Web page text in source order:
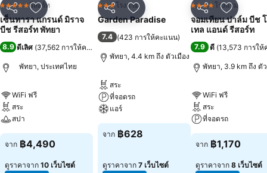
แชร์ เพิ่มในรายการโปรด
5 ดาว รีสอร์ท
เซ็นทารา แกรนด์ มิราจ
บีช รีสอร์ท พัทยา
8.9 ดีเลิศ (37,562 การให้คะแนน
พัทยา, ประเทศไทย
WiFi ฟรี
สระ
สปา
จาก ฿4,490
ดูราคาจาก 10 เว็บไซต์
แชร์ เพิ่มในรายการโปรด
3 ดาวโรงแรม
Garden Paradise
7.4 (423 การให้คะแนน)
พัทยา, 4.4 km ถึง ตัวเมือง
สระ
ที่จอดรถ
แอร์
จาก ฿628
ดูราคาจาก 7 เว็บไซต์
แชร์ เพิ่มในรา
4 ดาว โรงแรม
จอมเทียน ปาล์ม บีช
เทล แอนด์ รีสอร์ท
7.9 ดี (13,573 การให้
พัทยา, 3.9 km ถึง ตั
WiFi ฟรี
สระ
ที่จอดรถ
จาก ฿1,170
ดูราคาจาก 8 เว็บไซต์